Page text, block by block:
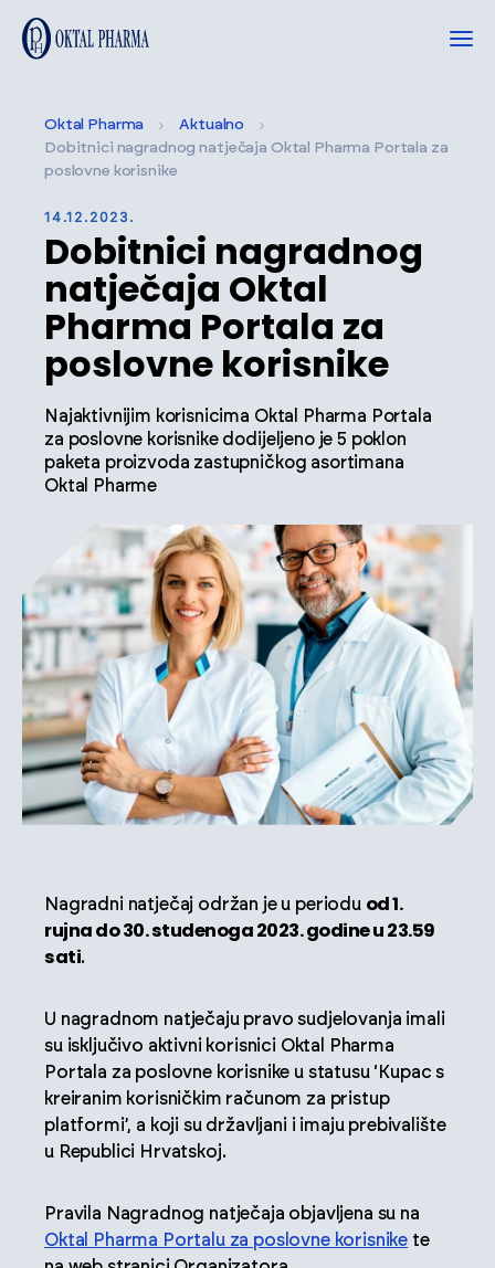
Oktal Pharma
Aktualno
Dobitnici nagradnog natječaja Oktal Pharma Portala za
poslovne korisnike
14.12.2023.
Dobitnici nagradnog
natječaja Oktal
Pharma Portala za
poslovne korisnike
Najaktivnijim korisnicima Oktal Pharma Portala
za poslovne korisnike dodijeljeno je 5 poklon
paketa proizvoda zastupničkog asortimana
Oktal Pharme
Nagradni natječaj održan je u periodu od 1.
rujna do 30. studenoga 2023. godine u 23.59
sati.
U nagradnom natječaju pravo sudjelovanja imali
su isključivo aktivni korisnici Oktal Pharma
Portala za poslovne korisnike u statusu ‘Kupac s
kreiranim korisničkim računom za pristup
platformi’, a koji su državljani i imaju prebivalište
u Republici Hrvatskoj.
Pravila Nagradnog natječaja objavljena su na
Oktal Pharma Portalu za poslovne korisnike te